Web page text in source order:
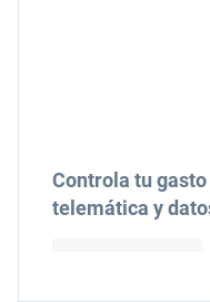
Controla tu
telemática y